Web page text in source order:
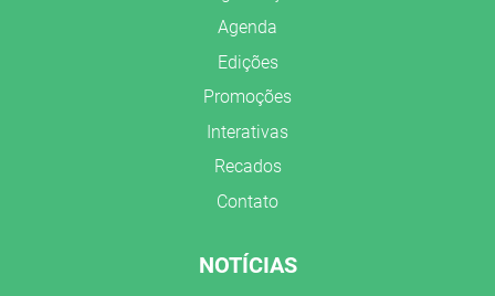
Agenda
Edições
Promoções
Interativas
Recados
Contato
NOTÍCIAS